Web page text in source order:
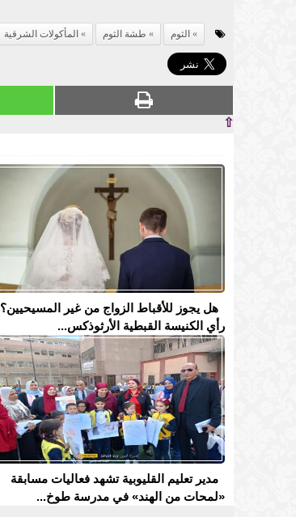
الثوم طشة الثوم المأكولات الشرقية
⇧
هل يجوز للأقباط الزواج من غير المسيحيين؟
رأي الكنيسة القبطية الأرثوذكس...
مدير تعليم القليوبية تشهد فعاليات مسابقة
«لمحات من الهند» في مدرسة طوخ...